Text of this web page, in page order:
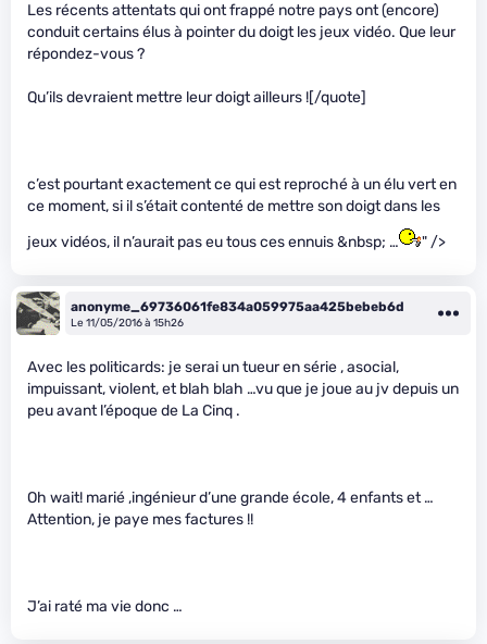
Les récents attentats qui ont frappé notre pays ont (encore)
conduit certains élus à pointer du doigt les jeux vidéo. Que leur
répondez-vous ?
Qu’ils devraient mettre leur doigt ailleurs ![/quote]
c’est pourtant exactement ce qui est reproché à un élu vert en
ce moment, si il s’était contenté de mettre son doigt dans les
jeux vidéos, il n’aurait pas eu tous ces ennuis &nbsp; …
" />
anonyme_69736061fe834a059975aa425bebeb6d
Le 11/05/2016 à 15h26
Avec les politicards: je serai un tueur en série , asocial,
impuissant, violent, et blah blah …vu que je joue au jv depuis un
peu avant l’époque de La Cinq .
Oh wait! marié ,ingénieur d’une grande école, 4 enfants et …
Attention, je paye mes factures !!
J’ai raté ma vie donc …